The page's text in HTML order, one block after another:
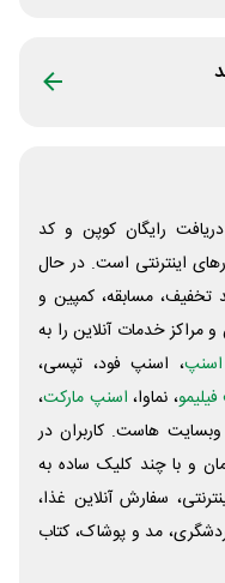
رایگان کوپن و کد
اینترنتی است. در حال
تخفیف، مسابقه، کمپین و
مراکز خدمات آنلاین را به
اسنپ، اسنپ فود، تپسی،
، نماوا، اسنپ مارکت،
‌هاست. کاربران در
و با چند کلیک ساده به
سفارش آنلاین غذا،
مد و پوشاک، کتاب